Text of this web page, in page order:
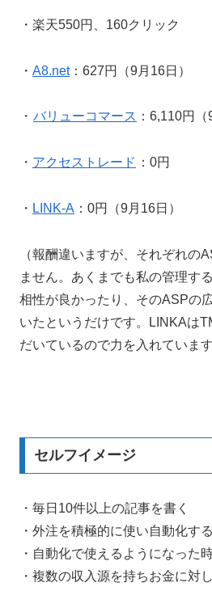
・楽天550円、160クリック
・ A8.net：627円（9月16日）
・ バリューコマース ：6,110円（
・ アクセストレード ：0円
・ LINK-A ：0円（9月16日）
（報酬違いますが、それぞれの
ません。あくまでも私の管理す
相性が良かったり、そのASPの
いたというだけです。LINKAは
だいているので力を入れています
セルフイメージ
・毎日10件以上の記事を書く
・外注を積極的に使い自動化する
・自動化で使えるようになった
・複数の収入源を持ちお金に対